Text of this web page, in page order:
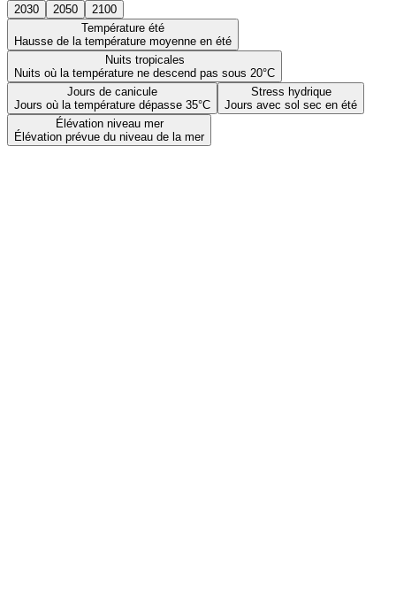
2030 2050
2100
Température été
Hausse de la température moyenne en été
Nuits tropicales
Nuits où la température ne descend pas sous 20°C
Jours de canicule
Jours où la température dépasse 35°C
Stress hydrique
Jours avec sol sec en été
Élévation niveau mer
Élévation prévue du niveau de la mer